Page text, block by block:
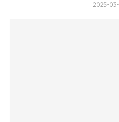
2025-03-